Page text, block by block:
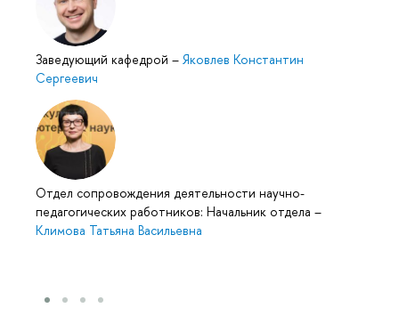
Заведующий кафедрой – Яковлев Константин
Сергеевич
Отдел сопровождения деятельности научно-
педагогических работников: Начальник отдела –
Климова Татьяна Васильевна